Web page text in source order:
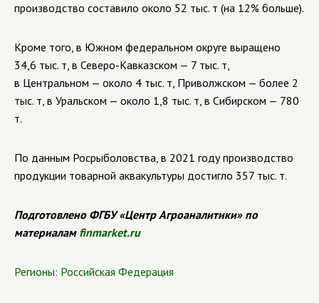
производство составило около 52 тыс. т (на 12% больше).
Кроме того, в Южном федеральном округе выращено
34,6 тыс. т, в Северо-Кавказском — 7 тыс. т,
в Центральном — около 4 тыс. т, Приволжском — более 2
тыс. т, в Уральском — около 1,8 тыс. т, в Сибирском — 780
т.
По данным Росрыболовства, в 2021 году производство
продукции товарной аквакультуры достигло 357 тыс. т.
Подготовлено ФГБУ «Центр Агроаналитики» по
материалам finmarket.ru
Регионы: Российская Федерация